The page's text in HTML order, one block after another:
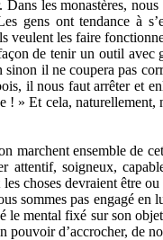
les monastères,
gens ont tendance à
veulent les faire
de tenir un outil avec
sinon il ne coupera pas
il nous faut arrêter et
! » Et cela, naturellement,
marchent ensemble de
attentif, soigneux,
choses devraient être
sommes pas engagé
le mental fixé sur son
pouvoir d’accrocher, de